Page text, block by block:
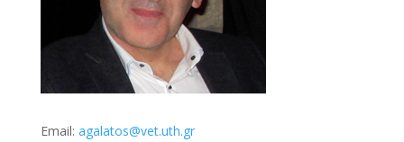
Email: agalatos@vet.uth.gr